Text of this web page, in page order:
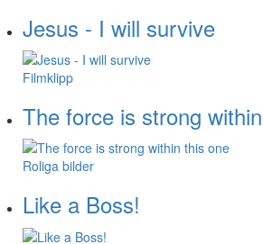
Jesus - I will survive
Filmklipp
The force is strong
Roliga bilder
Like a Boss!